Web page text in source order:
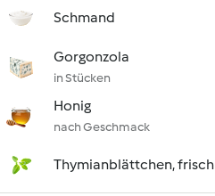
Schmand
Gorgonzola
in Stücken
Honig
nach Geschmack
Thymianblättchen, frisch